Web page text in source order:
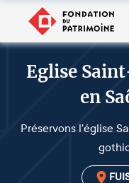
Eglise
en
Préservons l'église